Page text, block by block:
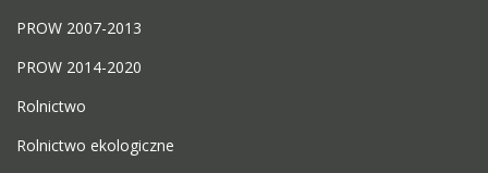
PROW 2007-2013
PROW 2014-2020
Rolnictwo
Rolnictwo ekologiczne